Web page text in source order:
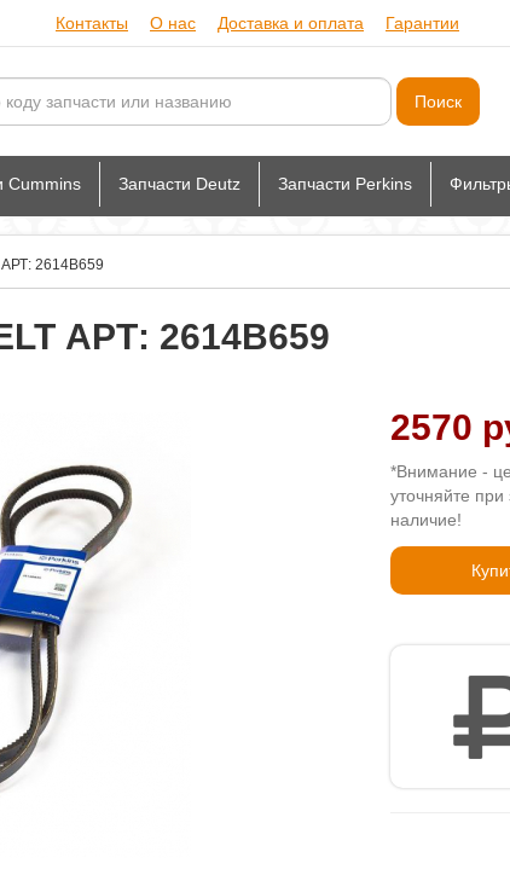
Контакты О нас Доставка и оплата Гарантии
Cummins Запчасти Deutz Запчасти Perkins
АРТ: 2614B659
АРТ: 2614B659
2570
*Внимание -
уточняйте при
наличие!